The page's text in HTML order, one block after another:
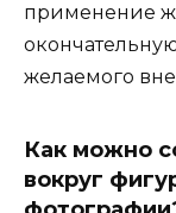
применение
желаемого
Как можно
вокруг